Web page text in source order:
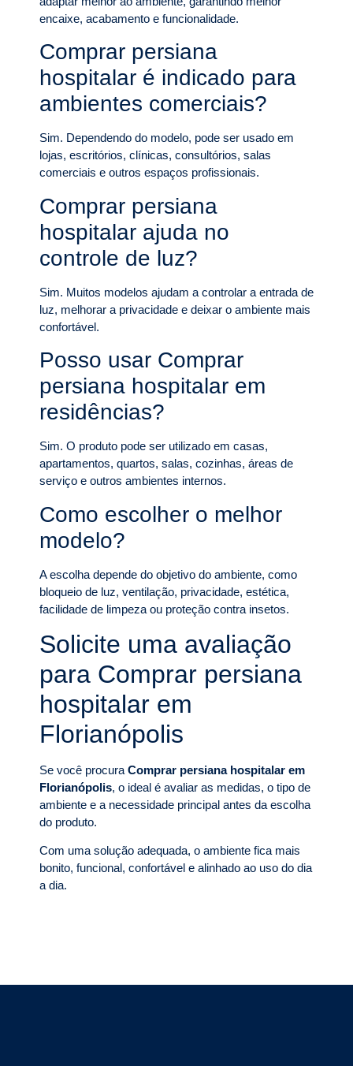
encaixe, acabamento e funcionalidade.
Comprar persiana
hospitalar é indicado para
ambientes comerciais?
Sim. Dependendo do modelo, pode ser usado em
lojas, escritórios, clínicas, consultórios, salas
comerciais e outros espaços profissionais.
Comprar persiana
hospitalar ajuda no
controle de luz?
Sim. Muitos modelos ajudam a controlar a entrada de
luz, melhorar a privacidade e deixar o ambiente mais
confortável.
Posso usar Comprar
persiana hospitalar em
residências?
Sim. O produto pode ser utilizado em casas,
apartamentos, quartos, salas, cozinhas, áreas de
serviço e outros ambientes internos.
Como escolher o melhor
modelo?
A escolha depende do objetivo do ambiente, como
bloqueio de luz, ventilação, privacidade, estética,
facilidade de limpeza ou proteção contra insetos.
Solicite uma avaliação
para Comprar persiana
hospitalar em
Florianópolis
Se você procura Comprar persiana hospitalar em
Florianópolis, o ideal é avaliar as medidas, o tipo de
ambiente e a necessidade principal antes da escolha
do produto.
Com uma solução adequada, o ambiente fica mais
bonito, funcional, confortável e alinhado ao uso do dia
a dia.